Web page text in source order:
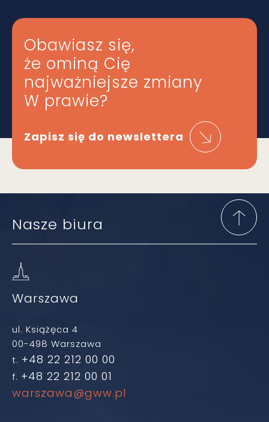
Obawiasz się,
że ominą Cię
najważniejsze zmiany
W prawie?
Zapisz się do newslettera
Nasze biura
Warszawa
ul. Książęca 4
00-498 Warszawa
t. +48 22 212 00 00
f. +48 22 212 00 01
warszawa@gww.pl